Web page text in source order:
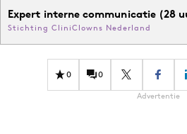
Expert interne communicatie (28
Stichting CliniClowns Nederland
0 0
Advertentie